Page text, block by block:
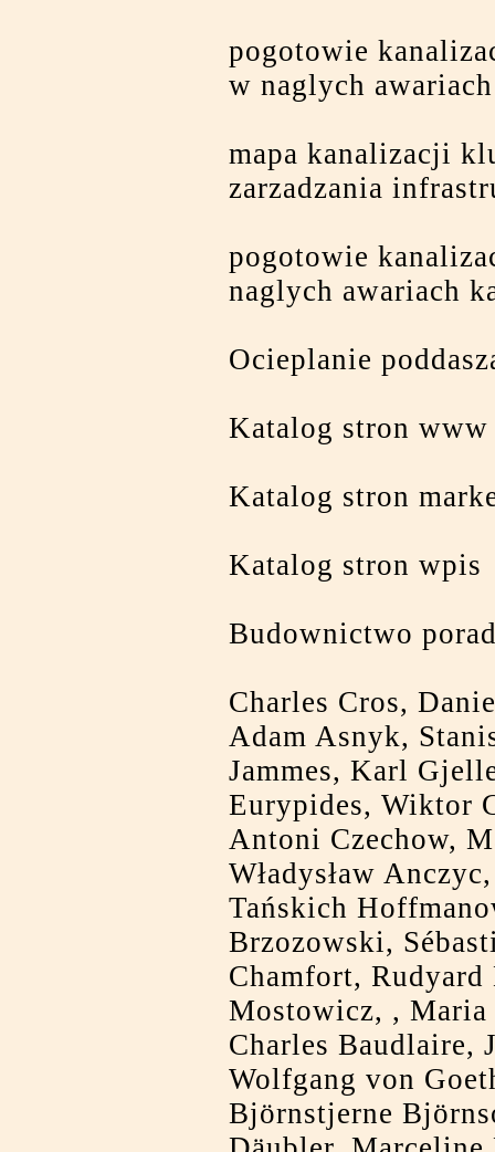
pogotowie
w naglych awariach
mapa kanalizacji
zarzadzania
pogotowie
naglych awariach
Ocieplanie
Katalog stron
Katalog stron
Katalog stron wpis
Budownictwo
Charles Cros,
Adam Asnyk,
Jammes, Karl
Eurypides, Wiktor
Antoni Czechow,
Władysław
Tańskich
Brzozowski,
Chamfort, Rudyard
Mostowicz, , Maria
Charles Baudlaire,
Wolfgang von
Björnstjerne